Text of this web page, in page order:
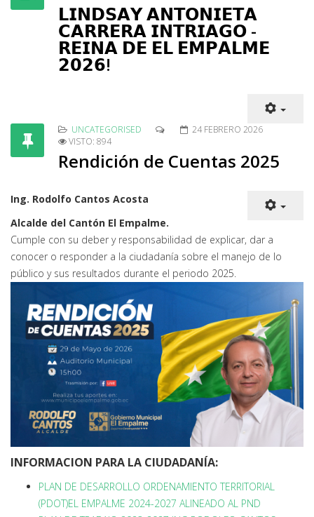
𝗟𝗜𝗡𝗗𝗦𝗔𝗬 𝗔𝗡𝗧𝗢𝗡𝗜𝗘𝗧𝗔
𝗖𝗔𝗥𝗥𝗘𝗥𝗔 𝗜𝗡𝗧𝗥𝗜𝗔𝗚𝗢 -
𝗥𝗘𝗜𝗡𝗔 𝗗𝗘 𝗘𝗟 𝗘𝗠𝗣𝗔𝗟𝗠𝗘
𝟮𝟬𝟮𝟲!
UNCATEGORISED
24 FEBRERO 2026
VISTO: 894
Rendición de Cuentas 2025
Ing. Rodolfo Cantos Acosta
Alcalde del Cantón El Empalme.
Cumple con su deber y responsabilidad de explicar, dar a
conocer o responder a la ciudadanía sobre el manejo de lo
público y sus resultados durante el periodo 2025.
INFORMACION PARA LA CIUDADANÍA:
PLAN DE DESARROLLO ORDENAMIENTO TERRITORIAL
(PDOT)EL EMPALME 2024-2027 ALINEADO AL PND